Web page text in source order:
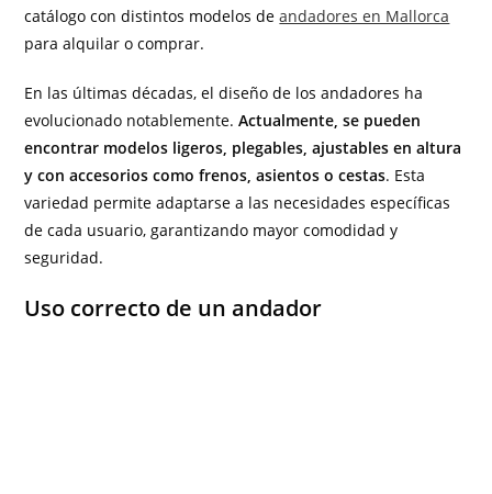
catálogo con distintos modelos deandadores en Mallorca
para alquilar o comprar.
En las últimas décadas, el diseño de los andadores ha
evolucionado notablemente.Actualmente, se pueden
encontrar modelos ligeros, plegables, ajustables en altura
y con accesorios como frenos, asientos o cestas. Esta
variedad permite adaptarse a las necesidades específicas
de cada usuario, garantizando mayor comodidad y
seguridad.
Uso correcto de un andador